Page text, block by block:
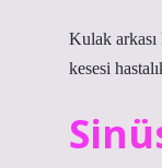
Kulak arkası
kesesi